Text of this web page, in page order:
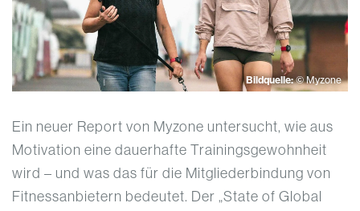
Bildquelle:© Myzone
Ein neuer Report von Myzone untersucht, wie aus
Motivation eine dauerhafte Trainingsgewohnheit
wird – und was das für die Mitgliederbindung von
Fitnessanbietern bedeutet. Der „State of Global